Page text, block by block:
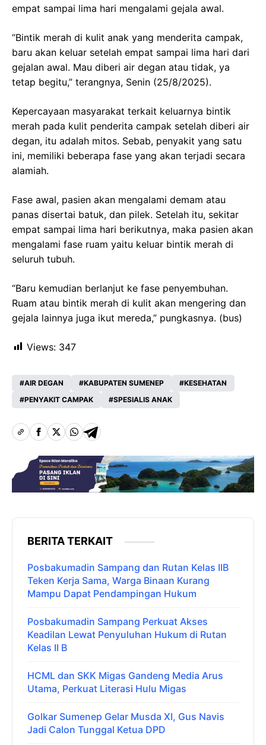
empat sampai lima hari mengalami gejala awal.
“Bintik merah di kulit anak yang menderita campak,
baru akan keluar setelah empat sampai lima hari dari
gejalan awal. Mau diberi air degan atau tidak, ya
tetap begitu,” terangnya, Senin (25/8/2025).
Kepercayaan masyarakat terkait keluarnya bintik
merah pada kulit penderita campak setelah diberi air
degan, itu adalah mitos. Sebab, penyakit yang satu
ini, memiliki beberapa fase yang akan terjadi secara
alamiah.
Fase awal, pasien akan mengalami demam atau
panas disertai batuk, dan pilek. Setelah itu, sekitar
empat sampai lima hari berikutnya, maka pasien akan
mengalami fase ruam yaitu keluar bintik merah di
seluruh tubuh.
“Baru kemudian berlanjut ke fase penyembuhan.
Ruam atau bintik merah di kulit akan mengering dan
gejala lainnya juga ikut mereda,” pungkasnya. (bus)
Views: 347
AIR DEGAN KABUPATEN SUMENEP
KESEHATAN
PENYAKIT CAMPAK
SPESIALIS ANAK
BERITA TERKAIT
Posbakumadin Sampang dan Rutan Kelas IIB
Teken Kerja Sama, Warga Binaan Kurang
Mampu Dapat Pendampingan Hukum
Posbakumadin Sampang Perkuat Akses
Keadilan Lewat Penyuluhan Hukum di Rutan
Kelas II B
HCML dan SKK Migas Gandeng Media Arus
Utama, Perkuat Literasi Hulu Migas
Golkar Sumenep Gelar Musda XI, Gus Navis
Jadi Calon Tunggal Ketua DPD